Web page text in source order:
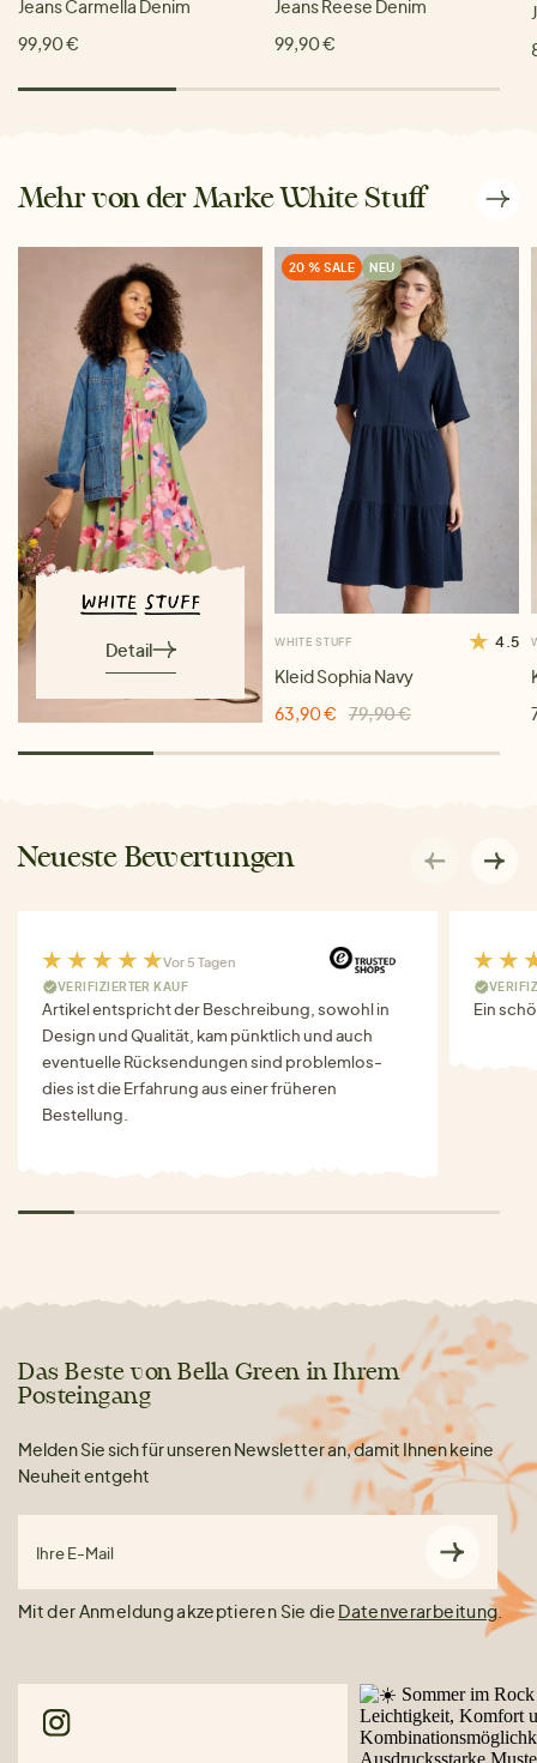
Jeans Carmella Denim
99,90 €
Jeans Reese Denim
99,90 €
Mehr von der Marke White Stuff
Detail
20 % SALE NEU
WHITE STUFF 4.5
Kleid Sophia Navy
63,90 €
79,90 €
Neueste Bewertungen
Vor 5 Tagen
VERIFIZIERTER KAUF
Artikel entspricht der Beschreibung, sowohl in
Design und Qualität, kam pünktlich und auch
eventuelle Rücksendungen sind problemlos-
dies ist die Erfahrung aus einer früheren
Bestellung.
Ein
Das Beste von Bella Green in Ihrem
Posteingang
Melden Sie sich für unseren Newsletter an, damit Ihnen keine
Neuheit entgeht
Ihre E-Mail
Mit der Anmeldung akzeptieren Sie die Datenverarbeitung.